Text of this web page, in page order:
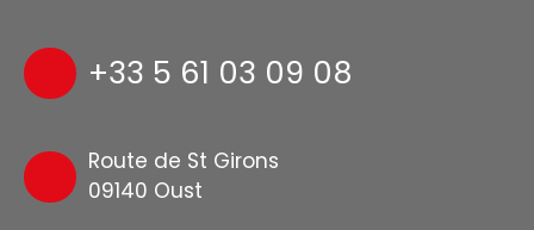
+33 5 61 03 09 08
Route de St Girons
09140 Oust